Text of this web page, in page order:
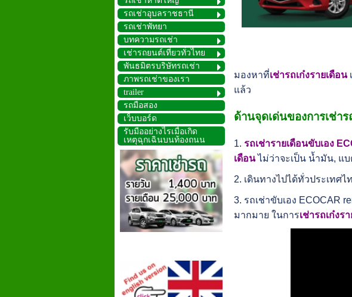
รถเช่าอุบลราชธานี
รถเช่าพัทยา
บทความรถเช่า
เช่ารถยนต์เที่ยวทั่วไทย
พันธมิตรบริษัทรถเช่า
ภาพรถเช่าของเรา
trailer
รถมือสอง
เว็บบอร์ด
รับมืออย่างไรเมื่อเกิด
เหตุฉุกเฉินบนท้องถนน
มองหาที่เช่ารถเก๋งรายเดือน
แล้ว
ด้านจุดเด่นของการเช่าร
1.รถเช่ารายเดือนขับเอง
เดือนไม่ว่าจะเป็น น้ำมัน, แ
2. เดินทางไปได้ทั่วประเทศไ
3. รถเช่าขับเอง ECOCAR
มากมาย ในการเช่ารถเก๋งร